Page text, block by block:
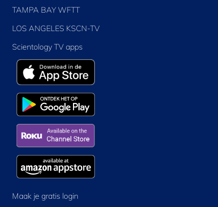
TAMPA BAY WFTT
LOS ANGELES KSCN-TV
Scientology TV apps
Maak je gratis login